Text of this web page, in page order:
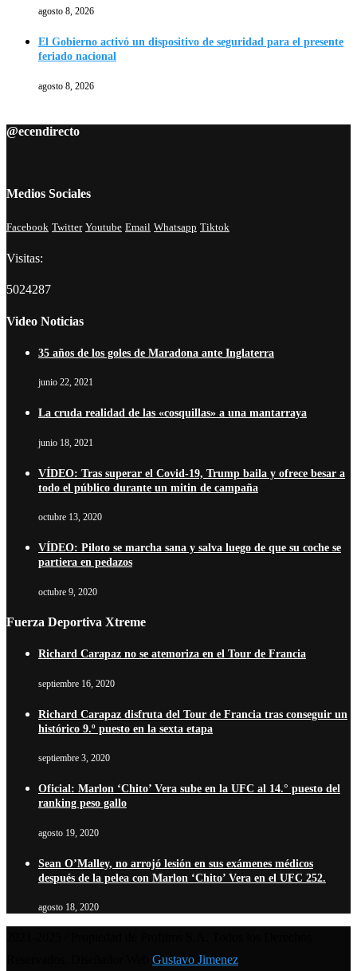
agosto 8, 2026
El Gobierno activó un dispositivo de seguridad para el presente
feriado nacional
agosto 8, 2026
@ecendirecto
Medios Sociales
Facebook Twitter Youtube Email Whatsapp Tiktok
Visitas:
5024287
Video Noticias
35 años de los goles de Maradona ante Inglaterra
junio 22, 2021
La cruda realidad de las «cosquillas» a una mantarraya
junio 18, 2021
VÍDEO: Tras superar el Covid-19, Trump baila y ofrece besar a
todo el público durante un mitin de campaña
octubre 13, 2020
VÍDEO: Piloto se marcha sana y salva luego de que su coche se
partiera en pedazos
octubre 9, 2020
Fuerza Deportiva Xtreme
Richard Carapaz no se atemoriza en el Tour de Francia
septiembre 16, 2020
Richard Carapaz disfruta del Tour de Francia tras conseguir un
histórico 9.º puesto en la sexta etapa
septiembre 3, 2020
Oficial: Marlon ‘Chito’ Vera sube en la UFC al 14.° puesto del
ranking peso gallo
agosto 19, 2020
Sean O’Malley, no arrojó lesión en sus exámenes médicos
después de la pelea con Marlon ‘Chito’ Vera en el UFC 252.
agosto 18, 2020
Gustavo Jimenez